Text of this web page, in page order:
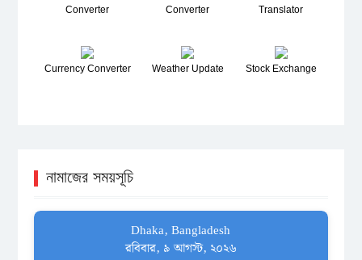
Converter Converter Translator
Currency Converter Weather Update Stock Exchange
নামাজের সময়সূচি
Dhaka, Bangladesh
রবিবার, ৯ আগস্ট, ২০২৬